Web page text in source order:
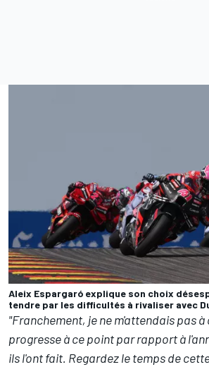
Aleix Espargaró explique son choix
tendre par les difficultés à rivaliser avec
"Franchement, je ne m'attendais pas à
progresse à ce point par rapport à
ils l'ont fait. Regardez le temps de